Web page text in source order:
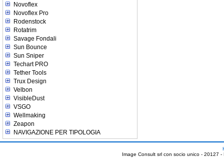
Novoflex
Novoflex Pro
Rodenstock
Rotatrim
Savage Fondali
Sun Bounce
Sun Sniper
Techart PRO
Tether Tools
Trux Design
Velbon
VisibleDust
VSGO
Wellmaking
Zeapon
NAVIGAZIONE PER TIPOLOGIA
Image Consult srl con socio unico - 20127